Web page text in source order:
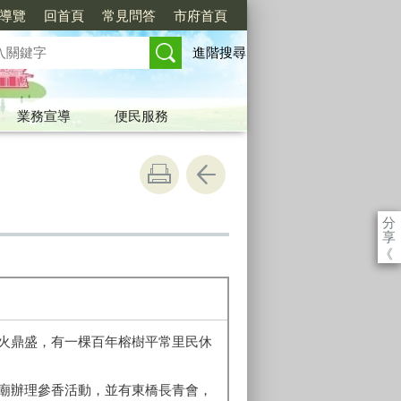
覽 回首頁 常見問答 市府首頁
進階搜尋
業務宣導
便民服務
分
享
《
鼎盛，有一棵百年榕樹平常里民休
理參香活動，並有東橋長青會，